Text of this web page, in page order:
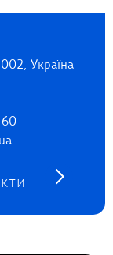
Україна
60